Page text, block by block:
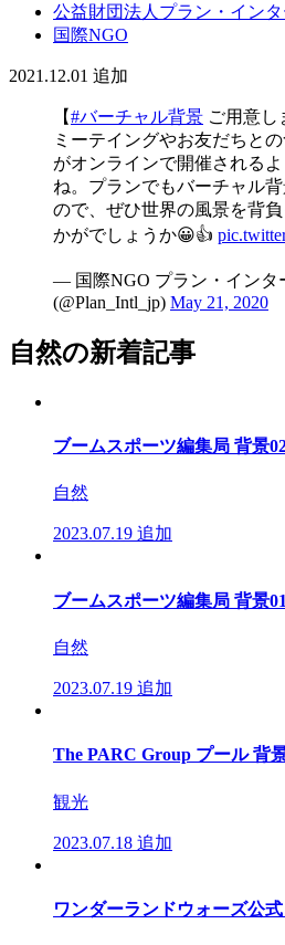
公益財団法人プラン・イン
国際NGO
2021.12.01 追加
【#バーチャル背景 ご用意し
ミーテイングやお友だちと
がオンラインで開催される
ね。プランでもバーチャル
ので、ぜひ世界の風景を背
かがでしょうか😀👍
— 国際NGO プラン・インタ
(@Plan_Intl_jp) May 21, 2020
自然の新着記事
ブームスポーツ編集局 背景
自然
2023.07.19 追加
ブームスポーツ編集局 背景01
自然
2023.07.19 追加
The PARC Group プール 背
観光
2023.07.18 追加
ワンダーランドウォーズ公